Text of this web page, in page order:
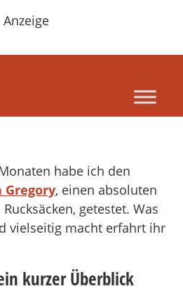
Anzeige
habe ich den
Gregory, einen absoluten
getestet. Was
vielseitig macht erfahrt ihr
kurzer Überblick